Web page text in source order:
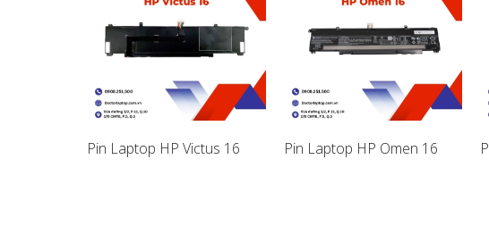
Pin Laptop HP Victus 16 Pin Laptop HP Omen 16